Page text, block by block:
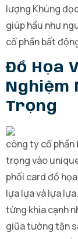
lượng Khủng
giúp hầu như
cổ phần bất
Đồ Họa
Nghiệm
Trọng
công ty cổ phần
trọng vào
phối card đồ
lựa lựa và lựa
từng khía cạnh
giũa tường tận